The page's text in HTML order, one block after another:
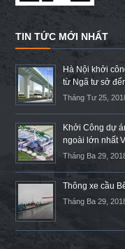
TIN TỨC MỚI NHẤT
Hà Nội khởi
từ Ngã tư sở
Tháng Tư 25,
Khởi Công dự
ngoài lớn nhất
Tháng Ba 29,
Thông xe cầu
Tháng Ba 29,